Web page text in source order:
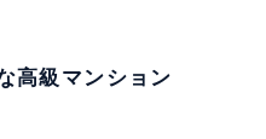
高級マンション